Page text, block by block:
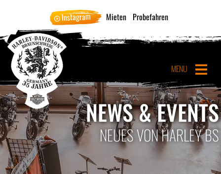
Instagram Mieten Probefahren
MENU
NEWS & EVENTS
NEUES VON HARLEY BS